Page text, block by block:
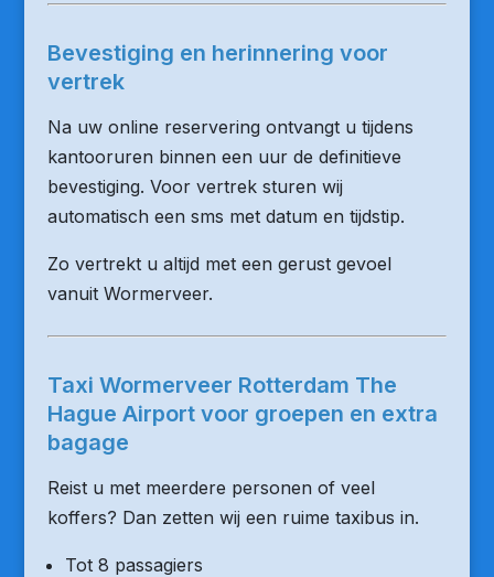
Bevestiging en herinnering voor
vertrek
Na uw online reservering ontvangt u tijdens
kantooruren binnen een uur de definitieve
bevestiging. Voor vertrek sturen wij
automatisch een sms met datum en tijdstip.
Zo vertrekt u altijd met een gerust gevoel
vanuit Wormerveer.
Taxi Wormerveer Rotterdam The
Hague Airport voor groepen en extra
bagage
Reist u met meerdere personen of veel
koffers? Dan zetten wij een ruime taxibus in.
Tot 8 passagiers